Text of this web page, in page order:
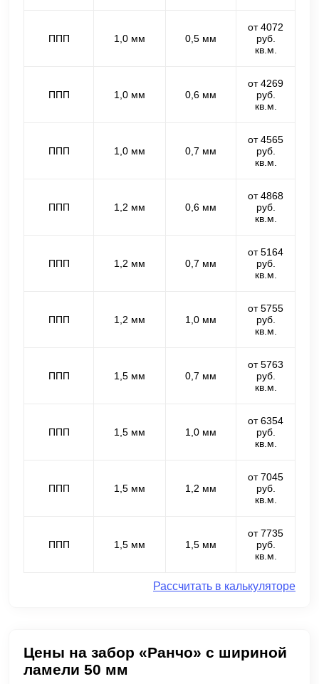
ППП 1,0 мм 0,5 мм
от 4072
руб.
кв.м.
ППП 1,0 мм 0,6 мм
от 4269
руб.
кв.м.
ППП 1,0 мм 0,7 мм
от 4565
руб.
кв.м.
ППП 1,2 мм 0,6 мм
от 4868
руб.
кв.м.
ППП 1,2 мм 0,7 мм
от 5164
руб.
кв.м.
ППП 1,2 мм 1,0 мм
от 5755
руб.
кв.м.
ППП 1,5 мм 0,7 мм
от 5763
руб.
кв.м.
ППП 1,5 мм 1,0 мм
от 6354
руб.
кв.м.
ППП 1,5 мм 1,2 мм
от 7045
руб.
кв.м.
ППП 1,5 мм 1,5 мм
от 7735
руб.
кв.м.
Рассчитать в калькуляторе
Цены на забор «Ранчо» с шириной
ламели 50 мм